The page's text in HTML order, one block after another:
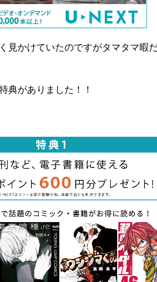
見かけていたのですがタマタマ暇
典がありました！！